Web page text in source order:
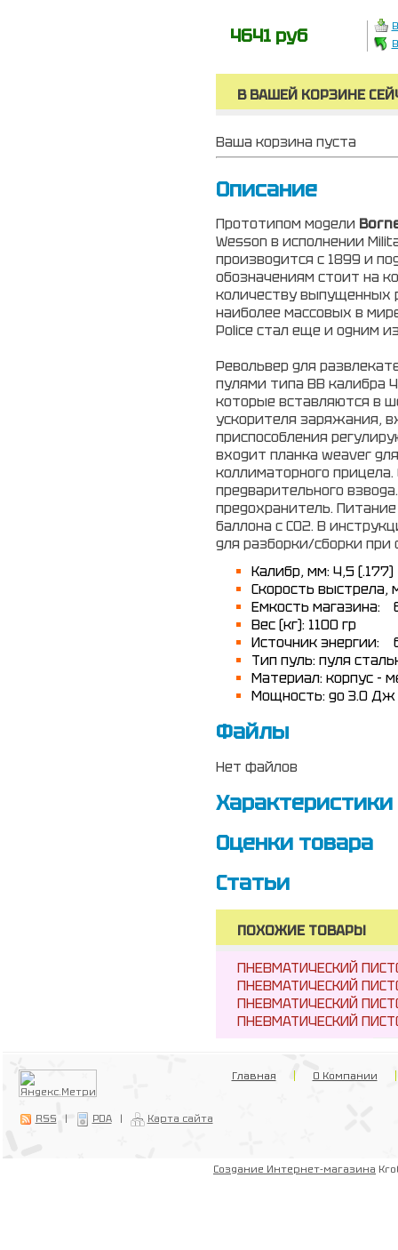
4641 руб
В ВАШЕЙ КОРЗИНЕ
Ваша корзина пуста
Описание
Прототипом модели
Wesson в исполнении
производится с 1899 и
обозначениям стоит на
количеству выпущенных
наиболее массовых в
Police стал еще и одним
Револьвер для
пулями типа ВВ калибра
которые вставляются в
ускорителя заряжания,
приспособления
входит планка weaver
коллиматорного
предварительного
предохранитель.
баллона с СО2. В
для разборки/сборки
Калибр, мм: 4,5 (.177)
Скорость выстрела,
Емкость магазина:
Вес (кг): 1100 гр
Источник энергии:
Тип пуль: пуля
Материал: корпус -
Мощность: до 3.0 Дж
Файлы
Нет файлов
Характеристики
Оценки товара
Статьи
ПОХОЖИЕ ТОВАРЫ
ПНЕВМАТИЧЕСКИЙ
ПНЕВМАТИЧЕСКИЙ
ПНЕВМАТИЧЕСКИЙ
ПНЕВМАТИЧЕСКИЙ
RSS | PDA | Карта сайта
Главная О Компании
Создание Интернет-магазина